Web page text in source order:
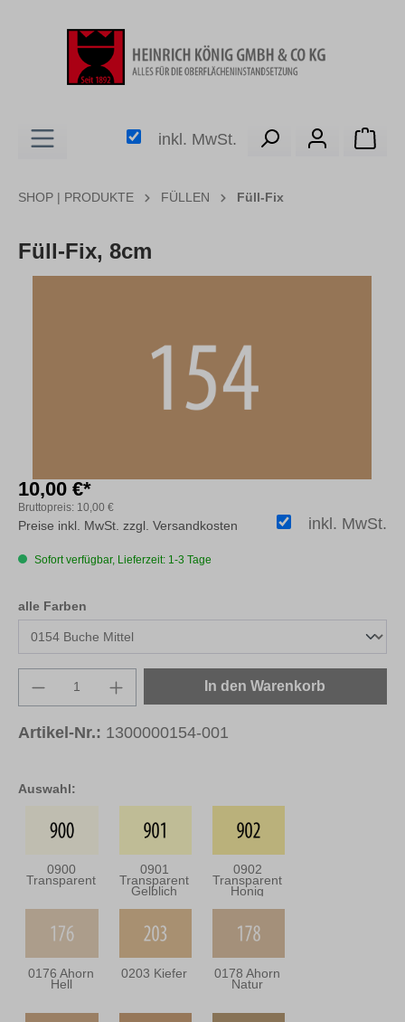
inkl. MwSt.
SHOP | PRODUKTE FÜLLEN Füll-Fix
Füll-Fix, 8cm
Auswahl:
0900
Transparent
0901
Transparent
Gelblich
0902
Transparent
Honig
0176 Ahorn
Hell
0203 Kiefer 0178 Ahorn
Natur
10,00 €*
Bruttopreis: 10,00 €
inkl. MwSt.
Preise inkl. MwSt. zzgl. Versandkosten
Sofort verfügbar, Lieferzeit: 1-3 Tage
alle Farben
Produkt Anzahl: Gib den gewünschten
In den Warenkorb
Artikel-Nr.: 1300000154-001